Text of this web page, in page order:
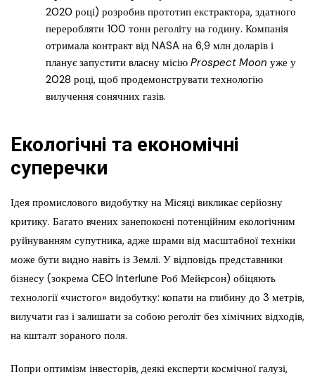
2020 році) розробив прототип екстрактора, здатного
переробляти 100 тонн реголіту на годину. Компанія
отримала контракт від NASA на 6,9 млн доларів і
планує запустити власну місію Prospect Moon уже у
2028 році, щоб продемонструвати технологію
вилучення сонячних газів.
Екологічні та економічні
суперечки
Ідея промислового видобутку на Місяці викликає серйозну
критику. Багато вчених занепокоєні потенційним екологічним
руйнуванням супутника, адже шрами від масштабної техніки
може бути видно навіть із Землі. У відповідь представники
бізнесу (зокрема CEO Interlune Роб Мейєрсон) обіцяють
технології «чистого» видобутку: копати на глибину до 3 метрів,
вилучати газ і залишати за собою реголіт без хімічних відходів,
на кшталт зораного поля.
Попри оптимізм інвесторів, деякі експерти космічної галузі,